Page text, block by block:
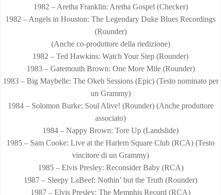
1982 – Aretha Franklin: Aretha Gospel (Checker)
1982 – Angels in Houston: The Legendary Duke Blues Recordings
(Rounder)
(Anche co-produttore della riedizione)
1982 – Ted Hawkins: Watch Your Step (Rounder)
1983 – Gatemouth Brown: One More Mile (Rounder)
1983 – Big Maybelle: The Okeh Sessions (Epic) (Testo nominato per
un Grammy)
1984 – Solomon Burke: Soul Alive! (Rounder) (Anche produttore
associato)
1984 – Nappy Brown: Tore Up (Landslide)
1985 – Sam Cooke: Live at the Harlem Square Club (RCA) (Testo
vincitore di un Grammy)
1985 – Elvis Presley: Reconsider Baby (RCA)
1987 – Sleepy LaBeef: Nothin’ but the Truth (Rounder)
1987 – Elvis Presley: The Memphis Record (RCA)